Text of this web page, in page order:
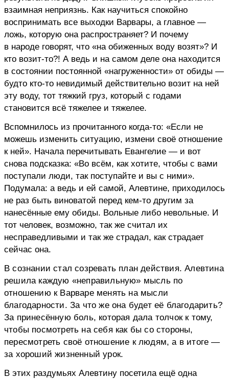
взаимная неприязнь. Как научиться спокойно
воспринимать все выходки Варвары, а главное —
ложь, которую она распространяет? И почему
в народе говорят, что «на обиженных воду возят»? И
кто возит-то?! А ведь и на самом деле она находится
в состоянии постоянной «нагруженности» от обиды —
будто кто-то невидимый действительно возит на ней
эту воду, тот тяжкий груз, который с годами
становится всё тяжелее и тяжелее.
Вспомнилось из прочитанного когда-то: «Если не
можешь изменить ситуацию, измени своё отношение
к ней». Начала перечитывать Евангелие — и вот
снова подсказка: «Во всём, как хотите, чтобы с вами
поступали люди, так поступайте и вы с ними».
Подумала: а ведь и ей самой, Алевтине, приходилось
не раз быть виноватой перед кем-то другим за
нанесённые ему обиды. Вольные либо невольные. И
тот человек, возможно, так же считал их
несправедливыми и так же страдал, как страдает
сейчас она.
В сознании стал созревать план действия. Алевтина
решила каждую «неправильную» мысль по
отношению к Варваре менять на мысли
благодарности. За что же она будет её благодарить?
За принесённую боль, которая дала толчок к тому,
чтобы посмотреть на себя как бы со стороны,
пересмотреть своё отношение к людям, а в итоге —
за хороший жизненный урок.
В этих раздумьях Алевтину посетила ещё одна